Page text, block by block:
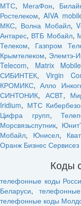
МТС, МегаФон,
Ростелеком,AIVA
МКС, Волна Мобайл,
Антарес, ВТБ Мобайл,
Телеком, Газпром
Крымтелеком, Элемтэ-
Telecom, Matrix Mobile
СИБИНТЕК,Virgin
КРОМИКС,Алло
СИНТОНИК, АСВТ,
Iridium, МТС
Цифра групп,
Морсвязьспутник,
Мобайл, Юнисел,
Оранж Бизнес Сервисез
Коды
телефонные коды
Беларуси,
телефонные коды